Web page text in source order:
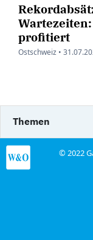
profitiert
Ostschweiz •
Themen
© 2022